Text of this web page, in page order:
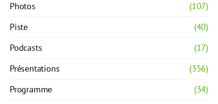
Photos
(107)
Piste
(40)
Podcasts
(17)
Présentations
(356)
Programme
(34)